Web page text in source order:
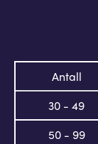
Antall
30 - 49
50 - 99